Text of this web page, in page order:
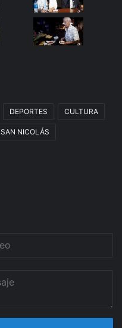
DEPORTES CULTURA
SAN NICOLÁS